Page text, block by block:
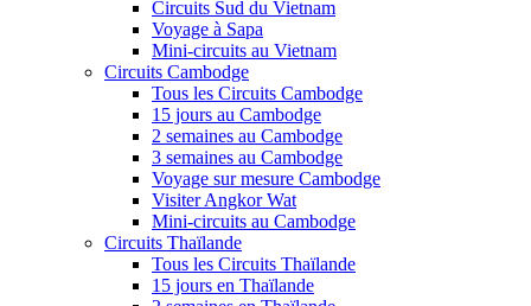
Circuits Sud du Vietnam
Voyage à Sapa
Mini-circuits au Vietnam
Circuits Cambodge
Tous les Circuits Cambodge
15 jours au Cambodge
2 semaines au Cambodge
3 semaines au Cambodge
Voyage sur mesure Cambodge
Visiter Angkor Wat
Mini-circuits au Cambodge
Circuits Thaïlande
Tous les Circuits Thaïlande
15 jours en Thaïlande